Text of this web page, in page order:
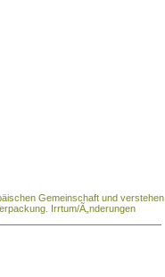
Gemeinschaft und verstehen
Irrtum/Ã„nderungen